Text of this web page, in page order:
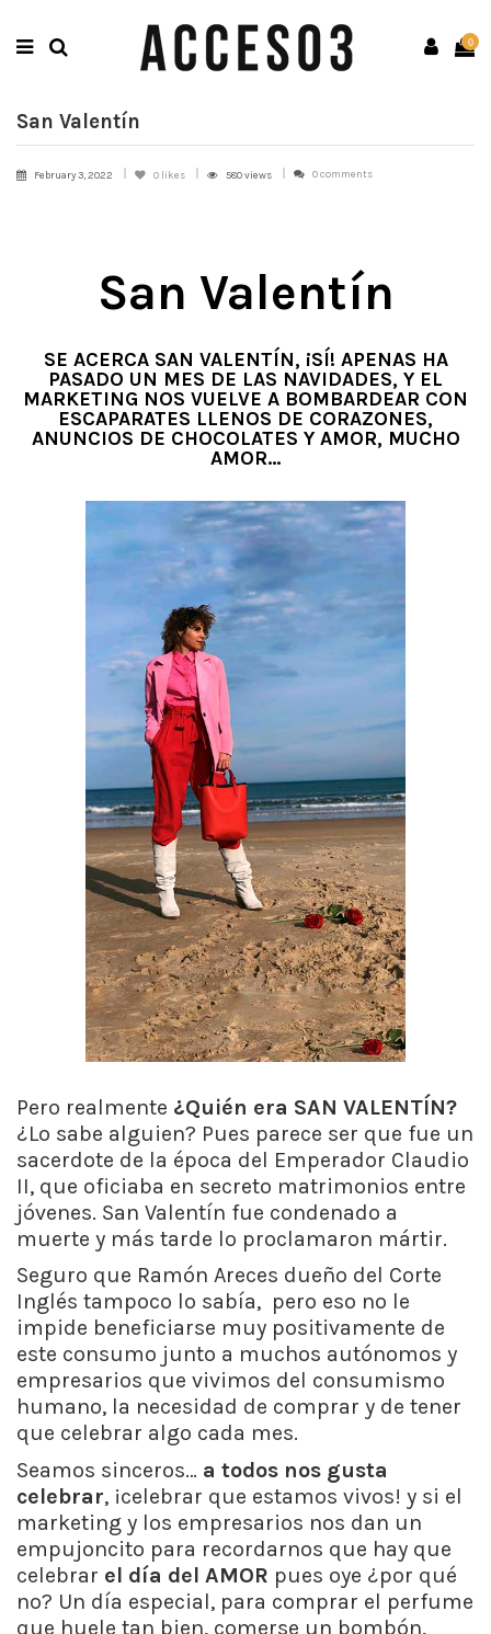
0
San Valentín
February 3, 2022 0 likes 580 views 0 comments
San Valentín
SE ACERCA SAN VALENTÍN, ¡SÍ! APENAS HA
PASADO UN MES DE LAS NAVIDADES, Y EL
MARKETING NOS VUELVE A BOMBARDEAR CON
ESCAPARATES LLENOS DE CORAZONES,
ANUNCIOS DE CHOCOLATES Y AMOR, MUCHO
AMOR…
Pero realmente ¿Quién era SAN VALENTÍN?
¿Lo sabe alguien? Pues parece ser que fue un
sacerdote de la época del Emperador Claudio
II, que oficiaba en secreto matrimonios entre
jóvenes. San Valentín fue condenado a
muerte y más tarde lo proclamaron mártir.
Seguro que Ramón Areces dueño del Corte
Inglés tampoco lo sabía, pero eso no le
impide beneficiarse muy positivamente de
este consumo junto a muchos autónomos y
empresarios que vivimos del consumismo
humano, la necesidad de comprar y de tener
que celebrar algo cada mes.
Seamos sinceros… a todos nos gusta
celebrar, ¡celebrar que estamos vivos! y si el
marketing y los empresarios nos dan un
empujoncito para recordarnos que hay que
celebrar el día del AMOR pues oye ¿por qué
no? Un día especial, para comprar el perfume
que huele tan bien, comerse un bombón,